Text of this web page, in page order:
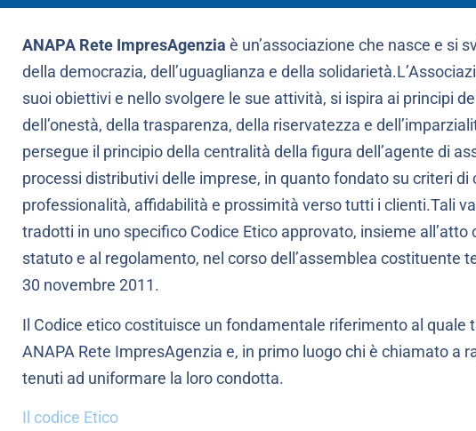
ANAPA Rete ImpresAgenzia è un’associazione che nasce e si
della democrazia, dell’uguaglianza e della
suoi obiettivi e nello svolgere le sue attività, si ispira ai principi
dell’onestà, della trasparenza, della riservatezza e
persegue il principio della centralità della figura dell’agente di
processi distributivi delle imprese, in quanto fondato su criteri di
professionalità, affidabilità e prossimità verso tutti i clienti.Tali
tradotti in uno specifico Codice Etico approvato, insieme all’atto
statuto e al regolamento, nel corso dell’assemblea costituente
30 novembre 2011.
Il Codice etico costituisce un fondamentale riferimento al quale
ANAPA Rete ImpresAgenzia e, in primo luogo chi è chiamato a
tenuti ad uniformare la loro condotta.
Il codice Etico